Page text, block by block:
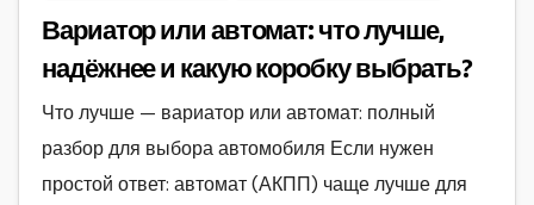
Вариатор или автомат: что лучше,
надёжнее и какую коробку выбрать?
Что лучше — вариатор или автомат: полный
разбор для выбора автомобиля Если нужен
простой ответ: автомат (АКПП) чаще лучше для